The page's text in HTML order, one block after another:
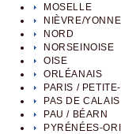
MOSELLE
NIÈVRE/YONNE
NORD
NORSEINOISE
OISE
ORLÉANAIS
PARIS /
PAS DE CALAIS
PAU / BÉARN
PYRÉNÉES-